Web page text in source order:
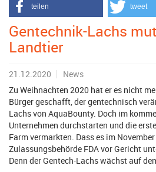
teilen tweet
Gentechnik-Lachs
Landtier
21.12.2020
News
Zu Weihnachten 2020 hat er es nicht
Bürger geschafft, der gentechnisch
Lachs von AquaBounty. Doch im
Unternehmen durchstarten und die
Farm vermarkten. Dass es im
Zulassungsbehörde FDA vor Gericht
Denn der Gentech-Lachs wächst auf